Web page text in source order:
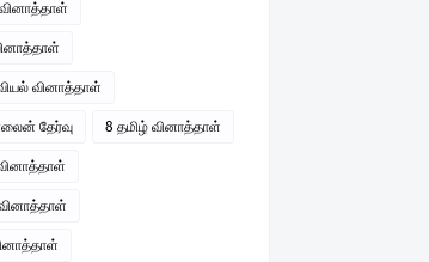
வினாத்தாள்
தேர்வு 8 தமிழ் வினாத்தாள்